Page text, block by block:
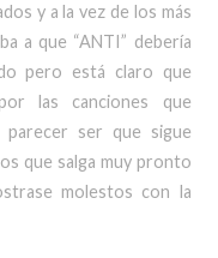
y a la vez de los más
a que “ANTI” debería
pero está claro que
las canciones que
ser que sigue
que salga muy pronto
molestos con la